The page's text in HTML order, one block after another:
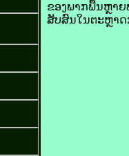
ຂອງ​ພາກ​ພື້ນ​ຫຼາຍ​
ສັບສົນ​ໃນ​ຕະຫຼາດ​